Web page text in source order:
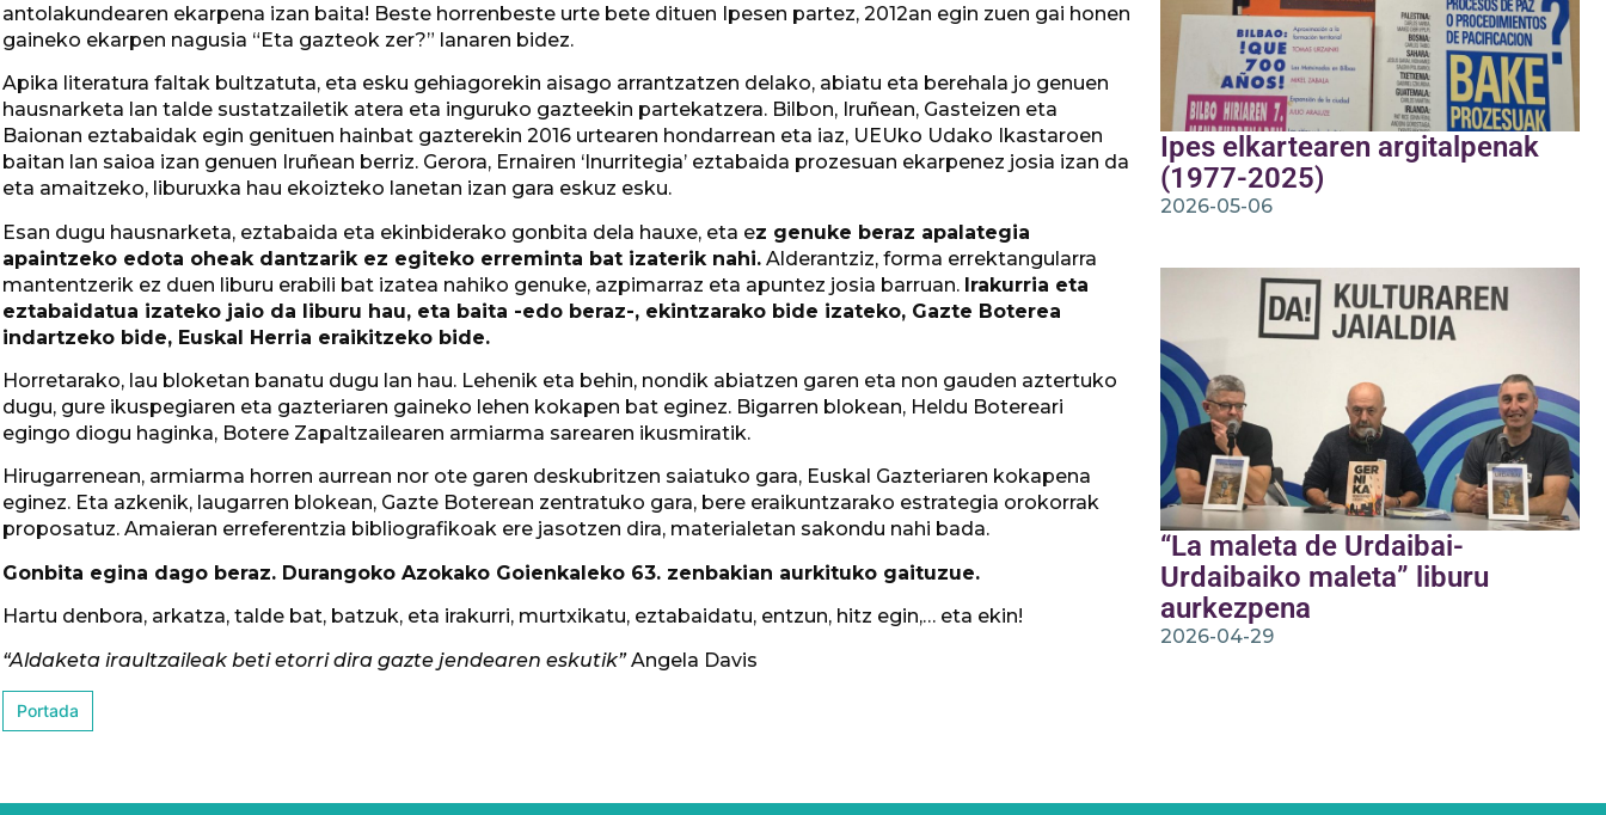
antolakundearen ekarpena izan baita! Beste horrenbeste urte bete dituen Ipesen partez, 2012an egin zuen gai honen
gaineko ekarpen nagusia “Eta gazteok zer?” lanaren bidez.
Apika literatura faltak bultzatuta, eta esku gehiagorekin aisago arrantzatzen delako, abiatu eta berehala jo genuen
hausnarketa lan talde sustatzailetik atera eta inguruko gazteekin partekatzera. Bilbon, Iruñean, Gasteizen eta
Baionan eztabaidak egin genituen hainbat gazterekin 2016 urtearen hondarrean eta iaz, UEUko Udako Ikastaroen
baitan lan saioa izan genuen Iruñean berriz. Gerora, Ernairen ‘Inurritegia’ eztabaida prozesuan ekarpenez josia izan da
eta amaitzeko, liburuxka hau ekoizteko lanetan izan gara eskuz esku.
Esan dugu hausnarketa, eztabaida eta ekinbiderako gonbita dela hauxe, eta ez genuke beraz apalategia
apaintzeko edota oheak dantzarik ez egiteko erreminta bat izaterik nahi. Alderantziz, forma errektangularra
mantentzerik ez duen liburu erabili bat izatea nahiko genuke, azpimarraz eta apuntez josia barruan. Irakurria eta
eztabaidatua izateko jaio da liburu hau, eta baita -edo beraz-, ekintzarako bide izateko, Gazte Boterea
indartzeko bide, Euskal Herria eraikitzeko bide.
Horretarako, lau bloketan banatu dugu lan hau. Lehenik eta behin, nondik abiatzen garen eta non gauden aztertuko
dugu, gure ikuspegiaren eta gazteriaren gaineko lehen kokapen bat eginez. Bigarren blokean, Heldu Botereari
egingo diogu haginka, Botere Zapaltzailearen armiarma sarearen ikusmiratik.
Hirugarrenean, armiarma horren aurrean nor ote garen deskubritzen saiatuko gara, Euskal Gazteriaren kokapena
eginez. Eta azkenik, laugarren blokean, Gazte Boterean zentratuko gara, bere eraikuntzarako estrategia orokorrak
proposatuz. Amaieran erreferentzia bibliografikoak ere jasotzen dira, materialetan sakondu nahi bada.
Gonbita egina dago beraz. Durangoko Azokako Goienkaleko 63. zenbakian aurkituko gaituzue.
Hartu denbora, arkatza, talde bat, batzuk, eta irakurri, murtxikatu, eztabaidatu, entzun, hitz egin,… eta ekin!
“Aldaketa iraultzaileak beti etorri dira gazte jendearen eskutik”Angela Davis
Portada
Ipes elkartearen argitalpenak
(1977-2025)
2026-05-06
“La maleta de Urdaibai-
Urdaibaiko maleta” liburu
aurkezpena
2026-04-29